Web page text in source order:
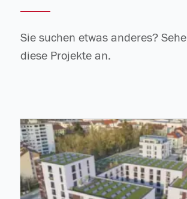
Sie suchen etwas anderes?
diese Projekte an.